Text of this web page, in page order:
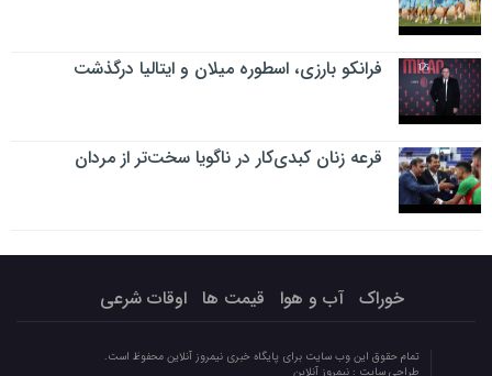
فرانکو بارزی، اسطوره میلان و ایتالیا درگذشت
قرعه زنان کبدی‌کار در ناگویا سخت‌تر از مردان
خوراک آب و هوا قیمت ها اوقات شرعی
تمام حقوق این وب سایت برای پایگاه خبری نیمروز آنلاین محفوظ است.
طراحی سایت : نیمروز آنلاین